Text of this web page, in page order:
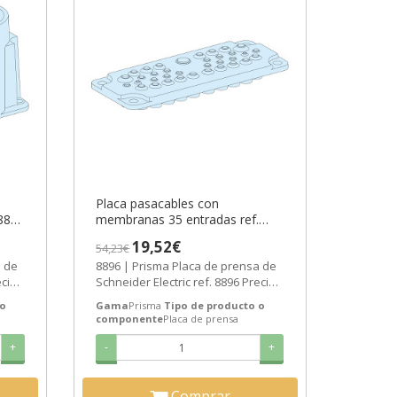
de
+
Placa pasacables con
membranas 35 entradas ref.
3-6 SEMANAS]
54,23€19,52€
8896 | Prisma Placa de prensa de
Schneider Electric ref. 8896 Precio:
GamaPrisma Tipo de producto o
componentePlaca de prensa
- +